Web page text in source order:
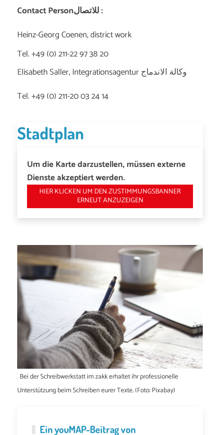
Contact Personللاتصال :
Heinz-Georg Coenen, district work
Tel. +49 (0) 211-22 97 38 20
Elisabeth Saller, Integrationsagentur وكالة الاندماج
Tel. +49 (0) 211-20 03 24 14
Stadtplan
Um die Karte darzustellen, müssen externe
Dienste akzeptiert werden.
HIER KLICKEN UM DEN ZUSTIMMUNGSBANNER
ERNEUT ANZUZEIGEN
Bei der Schreibwerkstatt im zakk erhaltet ihr professionelle
Unterstützung beim Schreiben eurer Texte. (Foto: Pixabay)
EinyouMAP-Beitrag von